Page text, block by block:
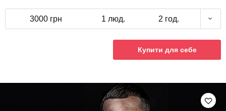
3000 грн 1 люд. 2 год.
Купити для себе